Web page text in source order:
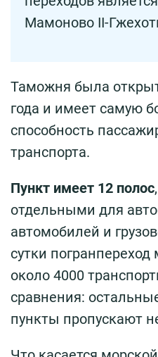
Мамоново II-
Таможня была
года и имеет самую
способность
транспорта.
Пункт имеет 12 полос
отдельными для
автомобилей и
сутки
около 4000
сравнения:
пункты пропускают